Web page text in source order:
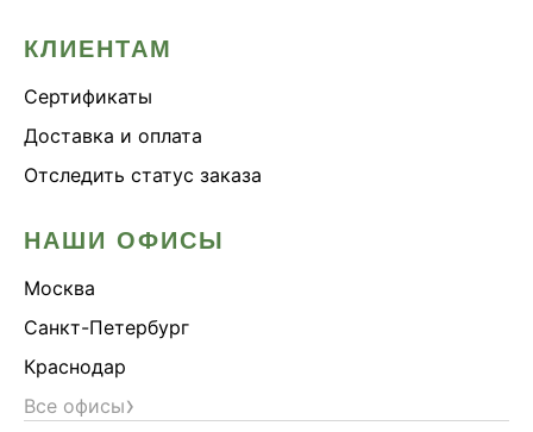
КЛИЕНТАМ
Сертификаты
Доставка и оплата
Отследить статус заказа
НАШИ ОФИСЫ
Москва
Санкт-Петербург
Краснодар
Все офисы›